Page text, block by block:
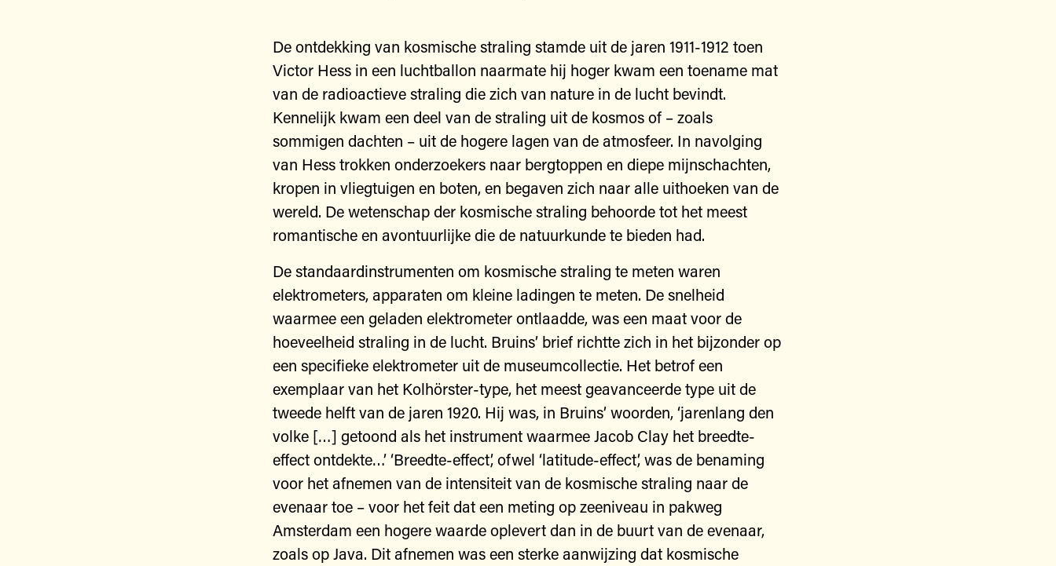
De ontdekking van kosmische straling stamde uit de jaren 1911-1912 toen
Victor Hess in een luchtballon naarmate hij hoger kwam een toename mat
van de radioactieve straling die zich van nature in de lucht bevindt.
Kennelijk kwam een deel van de straling uit de kosmos of – zoals
sommigen dachten – uit de hogere lagen van de atmosfeer. In navolging
van Hess trokken onderzoekers naar bergtoppen en diepe mijnschachten,
kropen in vliegtuigen en boten, en begaven zich naar alle uithoeken van de
wereld. De wetenschap der kosmische straling behoorde tot het meest
romantische en avontuurlijke die de natuurkunde te bieden had.
De standaardinstrumenten om kosmische straling te meten waren
elektrometers, apparaten om kleine ladingen te meten. De snelheid
waarmee een geladen elektrometer ontlaadde, was een maat voor de
hoeveelheid straling in de lucht. Bruins’ brief richtte zich in het bijzonder op
een specifieke elektrometer uit de museumcollectie. Het betrof een
exemplaar van het Kolhörster-type, het meest geavanceerde type uit de
tweede helft van de jaren 1920. Hij was, in Bruins’ woorden, ‘jarenlang den
volke […] getoond als het instrument waarmee Jacob Clay het breedte-
effect ontdekte…’ ‘Breedte-effect’, ofwel ‘latitude-effect’, was de benaming
voor het afnemen van de intensiteit van de kosmische straling naar de
evenaar toe – voor het feit dat een meting op zeeniveau in pakweg
Amsterdam een hogere waarde oplevert dan in de buurt van de evenaar,
zoals op Java. Dit afnemen was een sterke aanwijzing dat kosmische